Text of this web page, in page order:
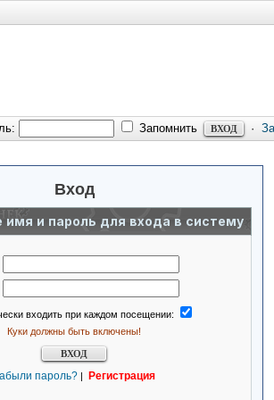
Запомнить ·
Вход
имя и пароль для входа в систему
входить при каждом посещении:
Куки должны быть включены!
пароль? | Регистрация